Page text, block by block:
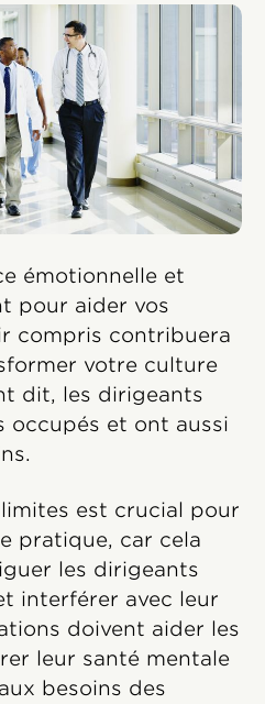
émotionnelle et
pour aider vos
compris contribuera
votre culture
dit, les dirigeants
occupés et ont aussi
limites est crucial pour
pratique, car cela
les dirigeants
interférer avec leur
doivent aider les
leur santé mentale
besoins des